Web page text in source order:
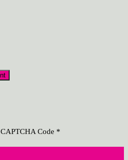
CAPTCHA Code *